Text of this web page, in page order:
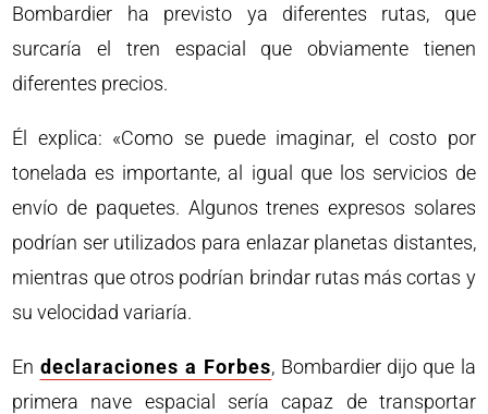
Bombardier ha previsto ya diferentes rutas, que
surcaría el tren espacial que obviamente tienen
diferentes precios.
Él explica: «Como se puede imaginar, el costo por
tonelada es importante, al igual que los servicios de
envío de paquetes. Algunos trenes expresos solares
podrían ser utilizados para enlazar planetas distantes,
mientras que otros podrían brindar rutas más cortas y
su velocidad variaría.
En declaraciones a Forbes, Bombardier dijo que la
primera nave espacial sería capaz de transportar